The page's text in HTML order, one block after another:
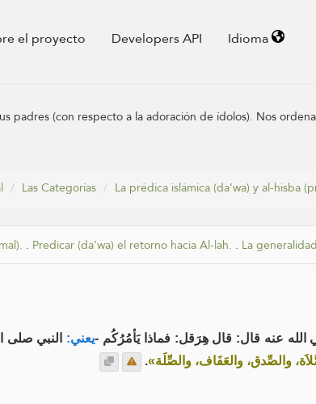
el proyecto Developers API Idioma
padres (con respecto a la adoración de ídolos). Nos
Las Categorías La prédica islámica (da’wa) y al-hisba
. Predicar (da’wa) el retorno hacia Al-lah. . La
عنه قال: قال هِرَقل: فماذا يَأمُرُكُم -يعني: النبي صلى
والصِّدق، والعَفَاف، والصِّلَة».